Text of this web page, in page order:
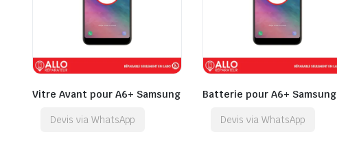
Vitre Avant pour A6+ Samsung
Devis via WhatsApp
Batterie pour A6+ Samsung
Devis via WhatsApp